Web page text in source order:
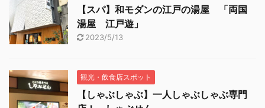
【スパ】和モダンの江戸の湯屋 「両国
湯屋 江戸遊」
2023/5/13
観光・飲食店スポット
【しゃぶしゃぶ】一人しゃぶしゃぶ専門